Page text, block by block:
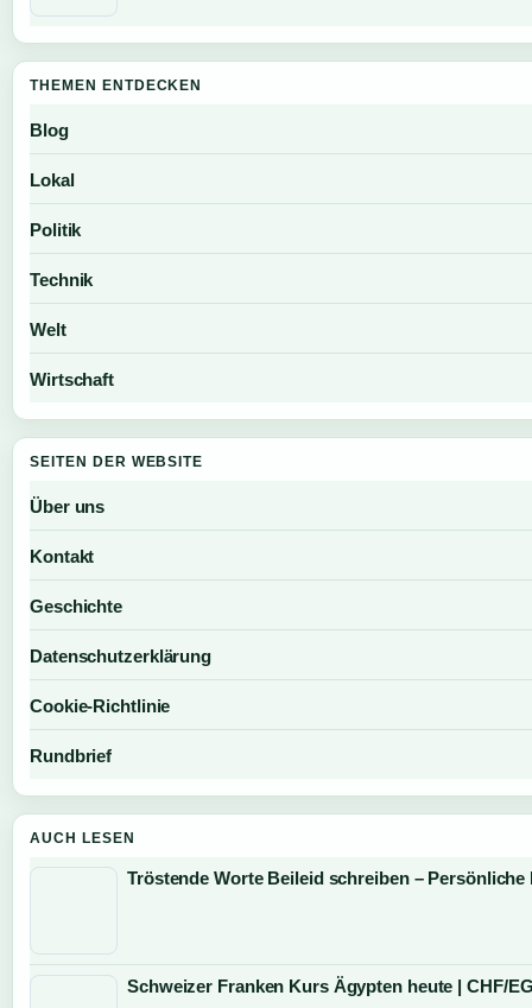
THEMEN ENTDECKEN
Blog
Lokal
Politik
Technik
Welt
Wirtschaft
SEITEN DER WEBSITE
Über uns
Kontakt
Geschichte
Datenschutzerklärung
Cookie-Richtlinie
Rundbrief
AUCH LESEN
Tröstende Worte Beileid schreiben – Persönliche
Schweizer Franken Kurs Ägypten heute | CHF/